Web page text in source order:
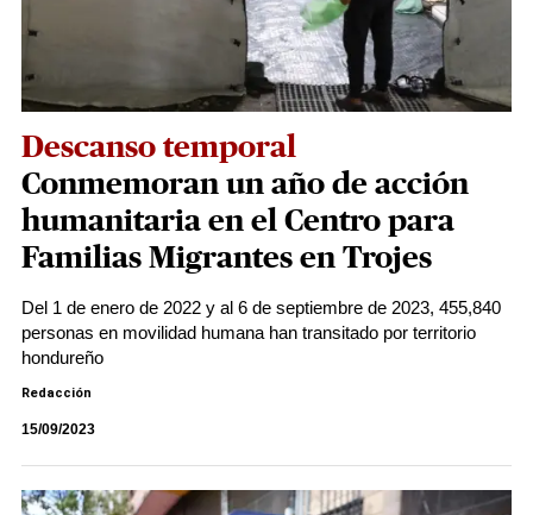
Descanso temporal
Conmemoran un año de acción
humanitaria en el Centro para
Familias Migrantes en Trojes
Del 1 de enero de 2022 y al 6 de septiembre de 2023, 455,840
personas en movilidad humana han transitado por territorio
hondureño
Redacción
15/09/2023